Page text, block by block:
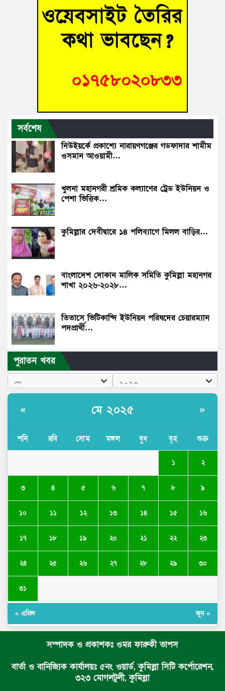
সর্বশেষ
নিউইয়র্কে প্রকাশ্যে নারায়ণগঞ্জের গডফাদার শামীম
ওসমান আওয়ামী…
খুলনা মহানগরী শ্রমিক কল্যাণের ট্রেড ইউনিয়ন ও
পেশা ভিত্তিক…
কুমিল্লার দেবীদ্বারে ১৪ পলিব‍্যাগে মিলল বাড়ির…
বাংলাদেশ দোকান মালিক সমিতি কুমিল্লা মহানগর
শাখা ২০২৬-২০২৮…
তিতাসে ভিটিকান্দি ইউনিয়ন পরিষদের চেয়ারম্যান
পদপ্রার্থী…
পুরাতন খবর
« মে ২০২৫ »
শনি রবি সোম মঙ্গল বুধ বৃহ শুক্র
১ ২
৩ ৪ ৫ ৬ ৭ ৮ ৯
১০ ১১ ১২ ১৩ ১৪ ১৫ ১৬
১৭ ১৮ ১৯ ২০ ২১ ২২ ২৩
২৪ ২৫ ২৬ ২৭ ২৮ ২৯ ৩০
৩১
« এপ্রিল জুন »
সম্পাদক ও প্রকাশকঃ ওমর ফারুকী তাপস
বার্তা ও বানিজ্যিক কার্যালয়ঃ ৫নং ওয়ার্ড, কুমিল্লা সিটি কর্পোরেশন,
৩২৩ মোগলটুলী, কুমিল্লা